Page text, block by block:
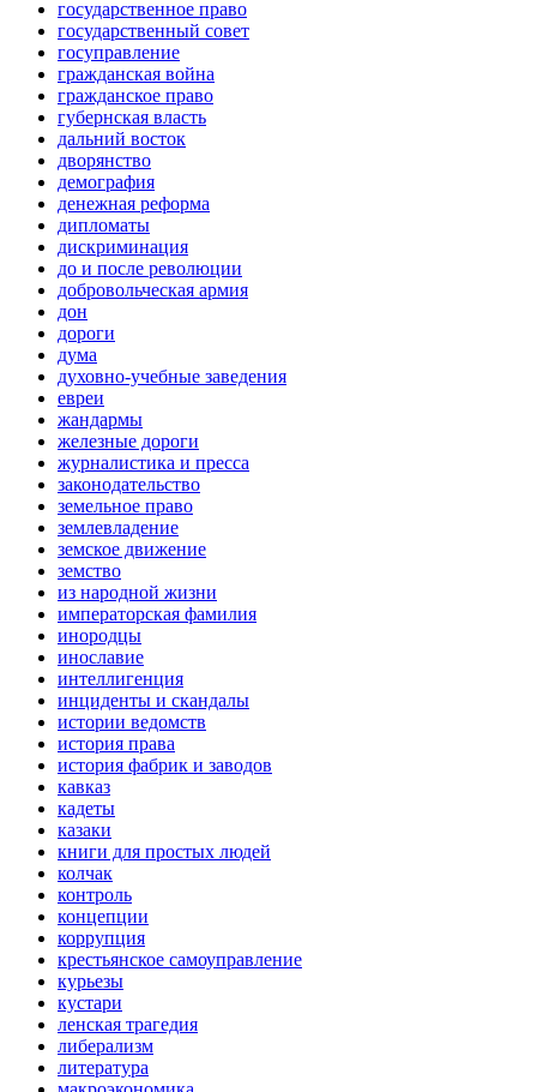
государственное право
государственный совет
госуправление
гражданская война
гражданское право
губернская власть
дальний восток
дворянство
демография
денежная реформа
дипломаты
дискриминация
до и после революции
добровольческая армия
дон
дороги
дума
духовно-учебные заведения
евреи
жандармы
железные дороги
журналистика и пресса
законодательство
земельное право
землевладение
земское движение
земство
из народной жизни
императорская фамилия
инородцы
инославие
интеллигенция
инциденты и скандалы
истории ведомств
история права
история фабрик и заводов
кавказ
кадеты
казаки
книги для простых людей
колчак
контроль
концепции
коррупция
крестьянское самоуправление
курьезы
кустари
ленская трагедия
либерализм
литература